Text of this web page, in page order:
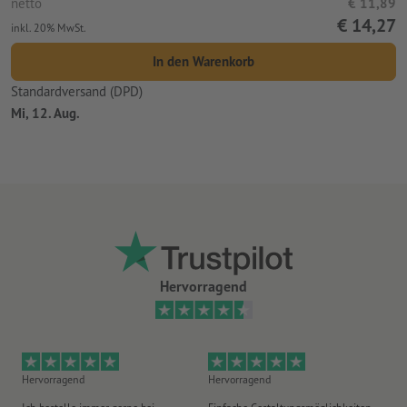
inkl. 20% MwSt. € 14,27
In den Warenkorb
Standardversand (DPD)
Mi, 12. Aug.
Hervorragend
Hervorragend Hervorragend